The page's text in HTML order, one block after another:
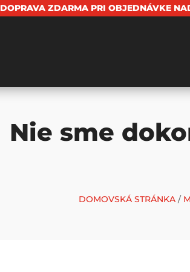
DOPRAVA ZDARMA PRI OBJEDNÁVKE
Nie sme
DOMOVSKÁ STRÁNKA /